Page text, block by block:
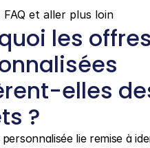
FAQ et aller plus loin
les offres
elles
?
lie remise à